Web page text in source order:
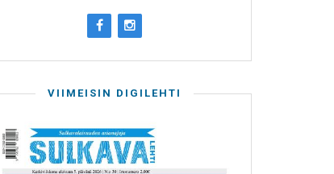
VIIMEISIN DIGILEHTI